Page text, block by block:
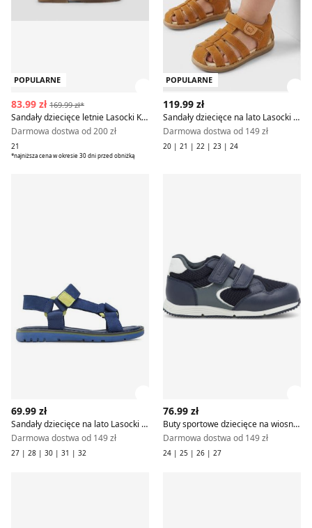
POPULARNE
83.99 zł 169.99 zł*
Sandały dziecięce letnie Lasocki Kids
Darmowa dostwa od 200 zł
21
*najniższa cena w okresie 30 dni przed obniżką
POPULARNE
119.99 zł
Sandały dziecięce na lato Lasocki Kids
Darmowa dostwa od 149 zł
20 | 21 | 22 | 23 | 24
69.99 zł
Sandały dziecięce na lato Lasocki Kids
Darmowa dostwa od 149 zł
27 | 28 | 30 | 31 | 32
76.99 zł
Buty sportowe dziecięce na wiosnę jesienne Lasocki Kids
Darmowa dostwa od 149 zł
24 | 25 | 26 | 27